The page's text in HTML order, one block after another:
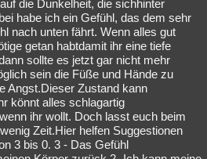
die Dunkelheit, die sichhinter
habe ich ein Gefühl, das dem sehr
nach unten fährt. Wenn alles gut
getan habtdamit ihr eine tiefe
sollte es jetzt gar nicht mehr
sein die Füße und Hände zu
Angst.Dieser Zustand kann
könnt alles schlagartig
ihr wollt. Doch lasst euch beim
Zeit.Hier helfen Suggestionen
3 bis 0. 3 - Das Gefühl